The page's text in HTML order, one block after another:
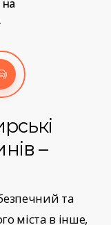
–
та
міста в інше,